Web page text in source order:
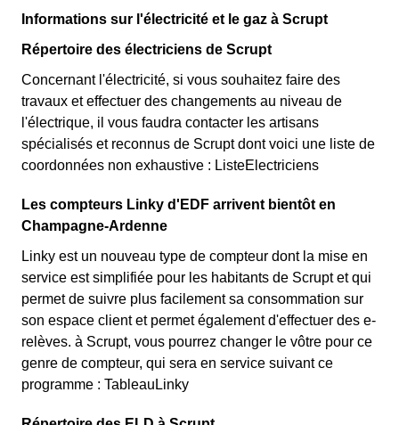
Informations sur l'électricité et le gaz à Scrupt
Répertoire des électriciens de Scrupt
Concernant l'électricité, si vous souhaitez faire des
travaux et effectuer des changements au niveau de
l'électrique, il vous faudra contacter les artisans
spécialisés et reconnus de Scrupt dont voici une liste de
coordonnées non exhaustive : ListeElectriciens
Les compteurs Linky d'EDF arrivent bientôt en
Champagne-Ardenne
Linky est un nouveau type de compteur dont la mise en
service est simplifiée pour les habitants de Scrupt et qui
permet de suivre plus facilement sa consommation sur
son espace client et permet également d'effectuer des e-
relèves. à Scrupt, vous pourrez changer le vôtre pour ce
genre de compteur, qui sera en service suivant ce
programme : TableauLinky